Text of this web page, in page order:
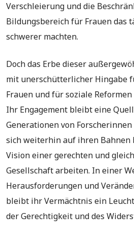
Verschleierung und die
Bildungsbereich für Frauen das
schwerer machten.
Doch das Erbe dieser
mit unerschütterlicher Hingabe
Frauen und für soziale
Ihr Engagement bleibt eine
Generationen von
sich weiterhin auf ihren Bahnen
Vision einer gerechten und
Gesellschaft arbeiten. In einer
Herausforderungen und
bleibt ihr Vermächtnis ein
der Gerechtigkeit und des